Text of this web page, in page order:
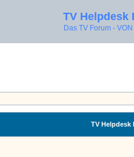
TV Helpdesk
Das TV Forum -
TV